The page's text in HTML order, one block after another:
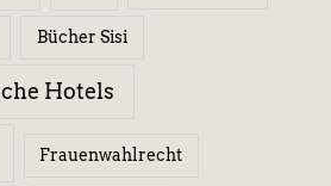
Bücher Sisi
Hotels
Frauenwahlrecht